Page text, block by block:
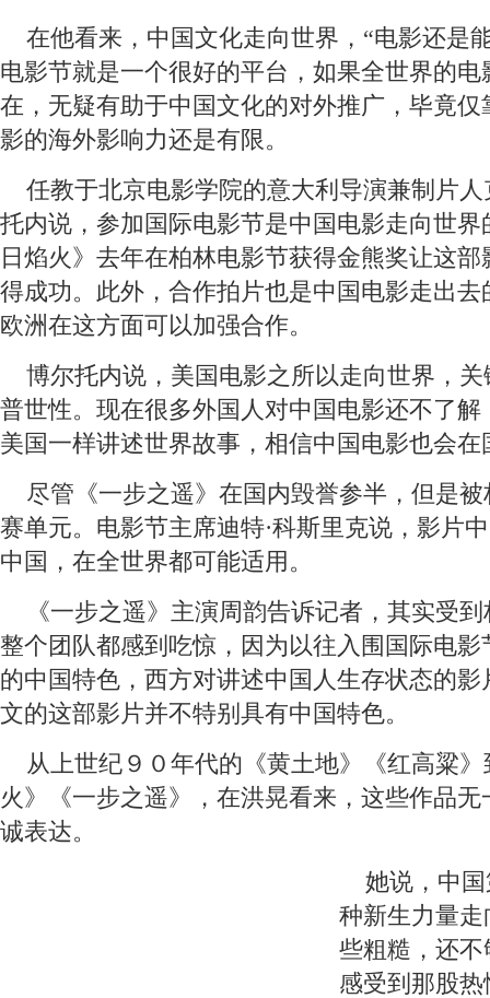
在他看来，中国文化走向世界，“电影还是
电影节就是一个很好的平台，如果全世界的
在，无疑有助于中国文化的对外推广，毕竟
影的海外影响力还是有限。
任教于北京电影学院的意大利导演兼制片人
托内说，参加国际电影节是中国电影走向世
日焰火》去年在柏林电影节获得金熊奖让这
得成功。此外，合作拍片也是中国电影走出
欧洲在这方面可以加强合作。
博尔托内说，美国电影之所以走向世界，关
普世性。现在很多外国人对中国电影还不了
美国一样讲述世界故事，相信中国电影也会
尽管《一步之遥》在国内毁誉参半，但是被
赛单元。电影节主席迪特·科斯里克说，影片
中国，在全世界都可能适用。
《一步之遥》主演周韵告诉记者，其实受到
整个团队都感到吃惊，因为以往入围国际电
的中国特色，西方对讲述中国人生存状态的
文的这部影片并不特别具有中国特色。
从上世纪９０年代的《黄土地》《红高粱》
火》《一步之遥》，在洪晃看来，这些作品
诚表达。
她说，中国
种新生力量
些粗糙，还
感受到那股